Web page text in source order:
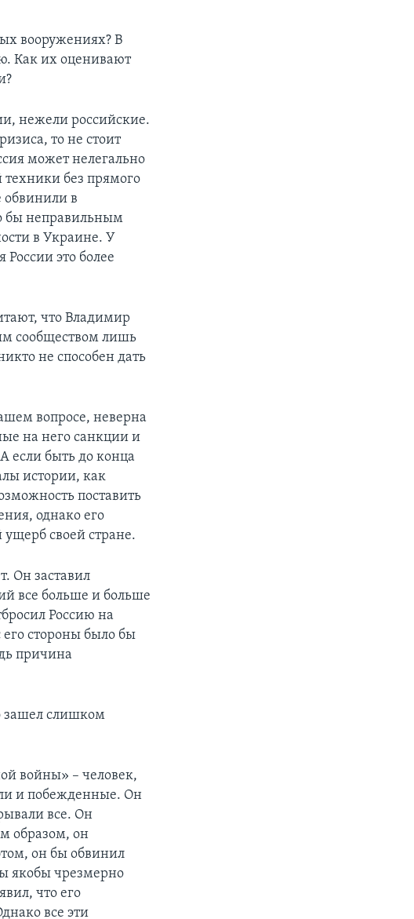
вооружениях? В
Как их оценивают
нежели российские.
то не стоит
может нелегально
техники без прямого
обвинили в
бы неправильным
в Украине. У
России это более
что Владимир
сообществом лишь
не способен дать
вопросе, неверна
на него санкции и
если быть до конца
истории, как
поставить
однако его
своей стране.
Он заставил
все больше и больше
Россию на
его стороны было бы
причина
зашел слишком
войны» – человек,
и побежденные. Он
все. Он
образом, он
он бы обвинил
якобы чрезмерно
что его
все эти